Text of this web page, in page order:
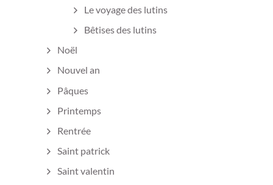
Le voyage des lutins
Bêtises des lutins
Noël
Nouvel an
Pâques
Printemps
Rentrée
Saint patrick
Saint valentin